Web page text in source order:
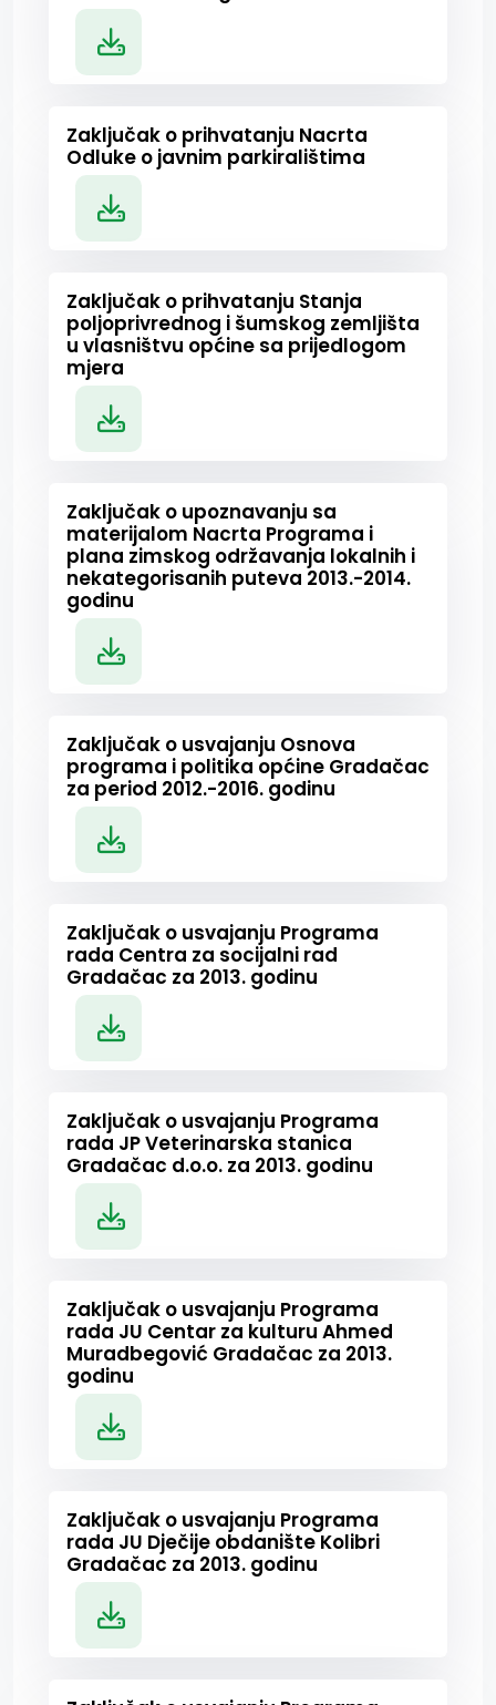
Zaključak o prihvatanju Nacrta
Odluke o javnim parkiralištima
Zaključak o prihvatanju Stanja
poljoprivrednog i šumskog zemljišta
u vlasništvu općine sa prijedlogom
mjera
Zaključak o upoznavanju sa
materijalom Nacrta Programa i
plana zimskog održavanja lokalnih i
nekategorisanih puteva 2013.-2014.
godinu
Zaključak o usvajanju Osnova
programa i politika općine Gradačac
za period 2012.-2016. godinu
Zaključak o usvajanju Programa
rada Centra za socijalni rad
Gradačac za 2013. godinu
Zaključak o usvajanju Programa
rada JP Veterinarska stanica
Gradačac d.o.o. za 2013. godinu
Zaključak o usvajanju Programa
rada JU Centar za kulturu Ahmed
Muradbegović Gradačac za 2013.
godinu
Zaključak o usvajanju Programa
rada JU Dječije obdanište Kolibri
Gradačac za 2013. godinu